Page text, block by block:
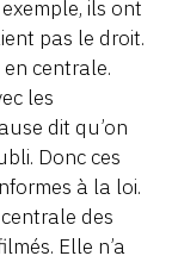
ils ont
pas le droit.
centrale.
les
dit qu’on
Donc ces
à la loi.
des
Elle n’a